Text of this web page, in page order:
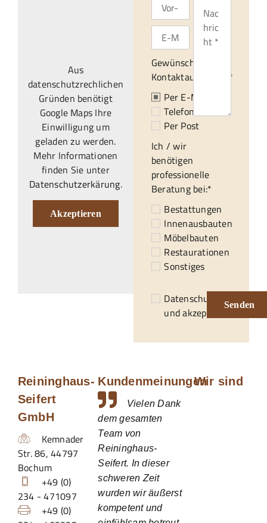
Aus
datenschutzrechlichen
Gründen benötigt
Google Maps Ihre
Einwilligung um
geladen zu werden.
Mehr Informationen
finden Sie unter
Datenschutzerkärung.
Akzeptieren
Gewünschte
Kontaktaufnahme:*
Per E-Mail
Telefonisch
Per Post
Ich / wir
benötigen
professionelle
Beratung bei:*
Bestattungen
Innenausbauten
Möbelbauten
Restaurationen
Sonstiges
Datenschutzerklärung
und akzeptiert.*
Senden
Reininghaus-
Seifert
GmbH
Kemnader
Str. 86,44797
Bochum
+49 (0)
234 - 471097
+49 (0)
Kundenmeinungen
Vielen Dank
dem gesamten
Team von
Reininghaus-
Seifert. In dieser
schweren Zeit
wurden wir äußerst
kompetent und
Wir sind